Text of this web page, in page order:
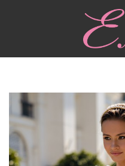
Весільні сукні/